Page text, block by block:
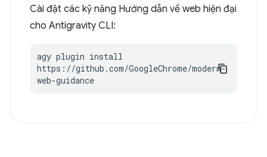
Cài đặt các kỹ năng Hướng dẫn về web hiện đại
cho Antigravity CLI:
agy plugin install
https://github.com/GoogleChrome/modern-
web-guidance